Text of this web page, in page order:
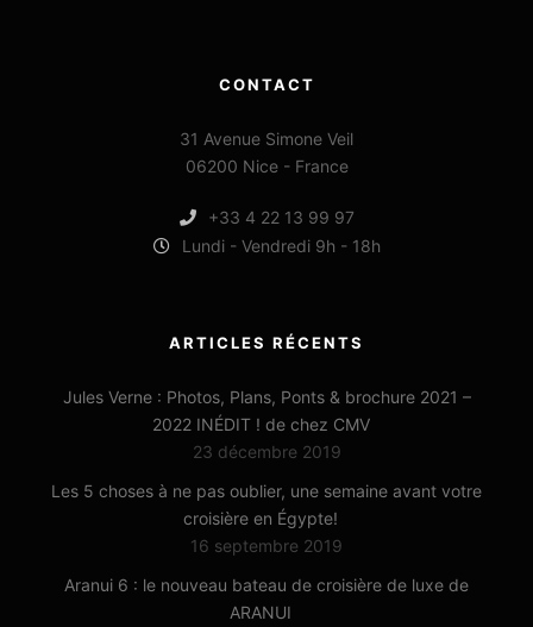
CONTACT
31 Avenue Simone Veil
06200 Nice - France
+33 4 22 13 99 97
Lundi - Vendredi 9h - 18h
ARTICLES RÉCENTS
Jules Verne : Photos, Plans, Ponts & brochure 2021 –
2022 INÉDIT ! de chez CMV
23 décembre 2019
Les 5 choses à ne pas oublier, une semaine avant votre
croisière en Égypte!
16 septembre 2019
Aranui 6 : le nouveau bateau de croisière de luxe de
ARANUI